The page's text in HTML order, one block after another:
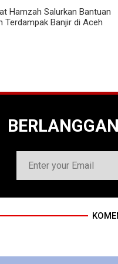
Hamzah Salurkan Bantuan
Terdampak Banjir di Aceh